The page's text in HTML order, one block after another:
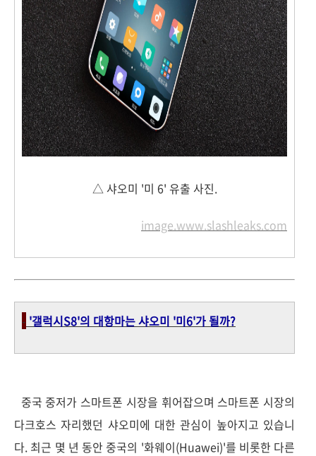
△ 샤오미 '미 6' 유출 사진.
image.www.slashleaks.com
- '갤럭시S8'의 대항마는 샤오미 '미6'가 될까?
중국 중저가 스마트폰 시장을 휘어잡으며 스마트폰 시장의
다크호스 자리했던 샤오미에 대한 관심이 높아지고 있습니
다. 최근 몇 년 동안 중국의 '화웨이(Huawei)'를 비롯한 다른